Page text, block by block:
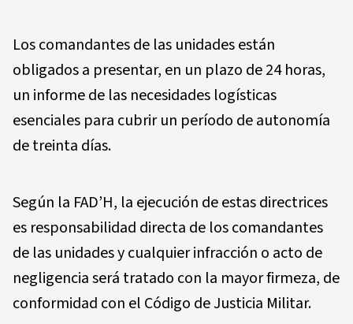
Los comandantes de las unidades están
obligados a presentar, en un plazo de 24 horas,
un informe de las necesidades logísticas
esenciales para cubrir un período de autonomía
de treinta días.
Según la FAD’H, la ejecución de estas directrices
es responsabilidad directa de los comandantes
de las unidades y cualquier infracción o acto de
negligencia será tratado con la mayor firmeza, de
conformidad con el Código de Justicia Militar.